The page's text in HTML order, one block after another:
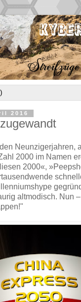
2016
Neunzigerjahren,
2000 im Namen
2000«,
altmodisch. Nun